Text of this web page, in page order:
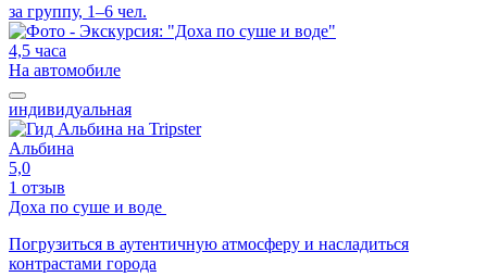
за группу, 1–6 чел.
4,5 часа
На автомобиле
индивидуальная
Альбина
5,0
1 отзыв
Доха по суше и воде
Погрузиться в аутентичную атмосферу и насладиться
контрастами города